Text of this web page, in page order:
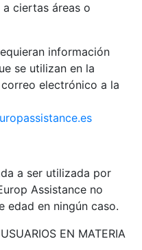
ciertas áreas o
información
se utilizan en la
electrónico a la
a ser utilizada por
Assistance no
edad en ningún caso.
EN MATERIA